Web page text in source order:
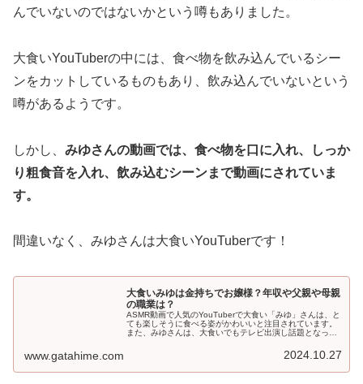
んでいないのではないかという噂もありました。
大食いYouTuberの中には、食べ物を飲み込んでいるシー
ンをカットしているものもあり、飲み込んでいないという
噂があるようです。
しかし、 みゆさんの動画では、食べ物を口に入れ、しっか
り粗食音を入れ、飲み込むシーンまで動画にされていま
す。
間違いなく、みゆさんは大食いYouTuberです！
大食いみゆは金持ちでお嬢様？年収や父親や母親
の職業は？
ASMR動画で人気のYouTuberで大食い「みゆ」さんは、と
ても楽しそうに食べる姿がかわいいと注目されています。
また、みゆさんは、大食いでもテレビ出演し話題となって
www.gatahime.com 2024.10.27